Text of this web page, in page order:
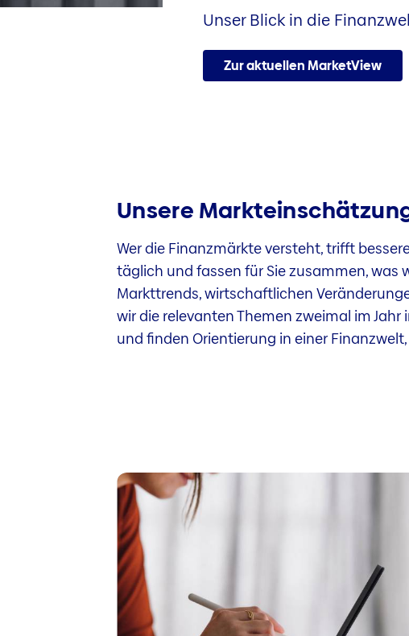
Unser Blick in die
Zur aktuellen MarketView
Unsere
Wer die Finanzmärkte versteht, trifft
täglich und fassen für Sie zusammen, was
Markttrends, wirtschaftlichen
wir die relevanten Themen zweimal im
und finden Orientierung in einer